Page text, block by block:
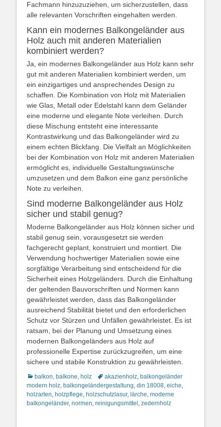
Fachmann hinzuzuziehen, um sicherzustellen, dass
alle relevanten Vorschriften eingehalten werden.
Kann ein modernes Balkongeländer aus
Holz auch mit anderen Materialien
kombiniert werden?
Ja, ein modernes Balkongeländer aus Holz kann sehr
gut mit anderen Materialien kombiniert werden, um
ein einzigartiges und ansprechendes Design zu
schaffen. Die Kombination von Holz mit Materialien
wie Glas, Metall oder Edelstahl kann dem Geländer
eine moderne und elegante Note verleihen. Durch
diese Mischung entsteht eine interessante
Kontrastwirkung und das Balkongeländer wird zu
einem echten Blickfang. Die Vielfalt an Möglichkeiten
bei der Kombination von Holz mit anderen Materialien
ermöglicht es, individuelle Gestaltungswünsche
umzusetzen und dem Balkon eine ganz persönliche
Note zu verleihen.
Sind moderne Balkongeländer aus Holz
sicher und stabil genug?
Moderne Balkongeländer aus Holz können sicher und
stabil genug sein, vorausgesetzt sie werden
fachgerecht geplant, konstruiert und montiert. Die
Verwendung hochwertiger Materialien sowie eine
sorgfältige Verarbeitung sind entscheidend für die
Sicherheit eines Holzgeländers. Durch die Einhaltung
der geltenden Bauvorschriften und Normen kann
gewährleistet werden, dass das Balkongeländer
ausreichend Stabilität bietet und den erforderlichen
Schutz vor Stürzen und Unfällen gewährleistet. Es ist
ratsam, bei der Planung und Umsetzung eines
modernen Balkongeländers aus Holz auf
professionelle Expertise zurückzugreifen, um eine
sichere und stabile Konstruktion zu gewährleisten.
Kategorien
balkon, balkone, holz Schlagworte
akazienholz, balkongeländer
modern holz, balkongeländergestaltung, din 18008, eiche,
holzarten, holzpflege, holzschutzlasur, lärche, moderne
balkongeländer, normen, reinigungsmittel , zedernholz